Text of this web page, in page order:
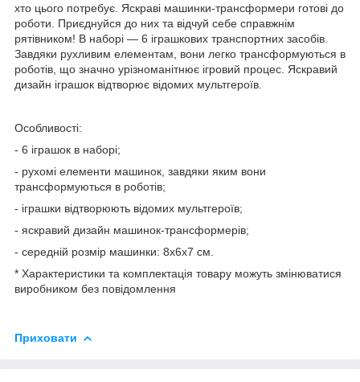
хто цього потребує. Яскраві машинки-трансформери готові до
роботи. Приєднуйся до них та відчуй себе справжнім
рятівником! В наборі — 6 іграшкових транспортних засобів.
Завдяки рухливим елементам, вони легко трансформуються в
роботів, що значно урізноманітнює ігровий процес. Яскравий
дизайн іграшок відтворює відомих мультгероїв.
Особливості:
- 6 іграшок в наборі;
- рухомі елементи машинок, завдяки яким вони
трансформуються в роботів;
- іграшки відтворюють відомих мультгероїв;
- яскравий дизайн машинок-трансформерів;
- середній розмір машинки: 8х6х7 см.
* Характеристики та комплектація товару можуть змінюватися
виробником без повідомлення
Приховати